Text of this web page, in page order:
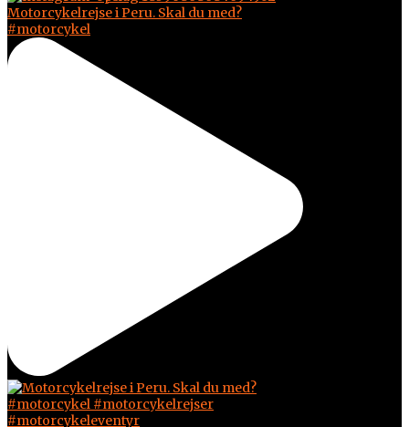
Motorcykelrejse i Peru. Skal du med?
#motorcykel